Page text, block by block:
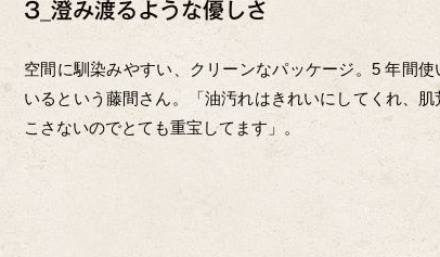
3_澄み渡るような優しさ
空間に馴染みやすい、クリーンなパッケージ。5 年間使
いるという藤間さん。「油汚れはきれいにしてくれ、肌
こさないのでとても重宝してます」。